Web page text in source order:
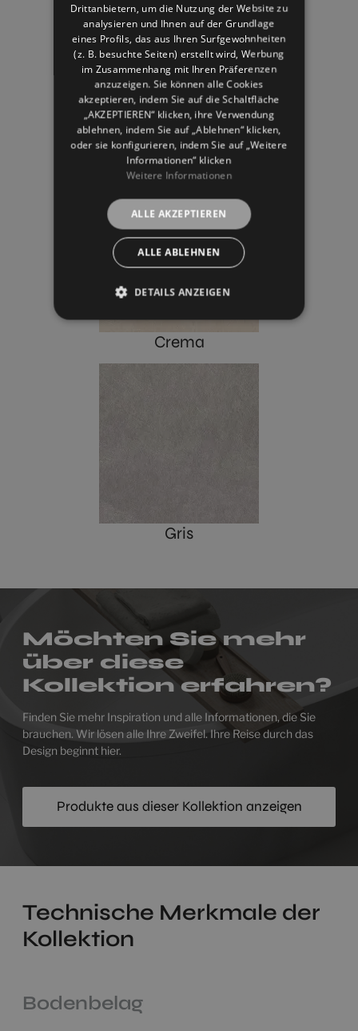
Blanco
Crema
Gris
Möchten Sie mehr
über diese
Kollektion erfahren?
Finden Sie mehr Inspiration und alle Informationen, die Sie
brauchen. Wir lösen alle Ihre Zweifel. Ihre Reise durch das
Design beginnt hier.
Produkte aus dieser Kollektion anzeigen
Technische Merkmale der
Kollektion
Bodenbelag
GERMAN
Drittanbietern, um die Nutzung der Website zu
analysieren und Ihnen auf der Grundlage
eines Profils, das aus Ihren Surfgewohnheiten
(z. B. besuchte Seiten) erstellt wird, Werbung
im Zusammenhang mit Ihren Präferenzen
anzuzeigen. Sie können alle Cookies
akzeptieren, indem Sie auf die Schaltfläche
„AKZEPTIEREN“ klicken, ihre Verwendung
ablehnen, indem Sie auf „Ablehnen“ klicken,
oder sie konfigurieren, indem Sie auf „Weitere
Informationen“ klicken
Weitere Informationen
ALLE AKZEPTIEREN
ALLE ABLEHNEN
DETAILS ANZEIGEN